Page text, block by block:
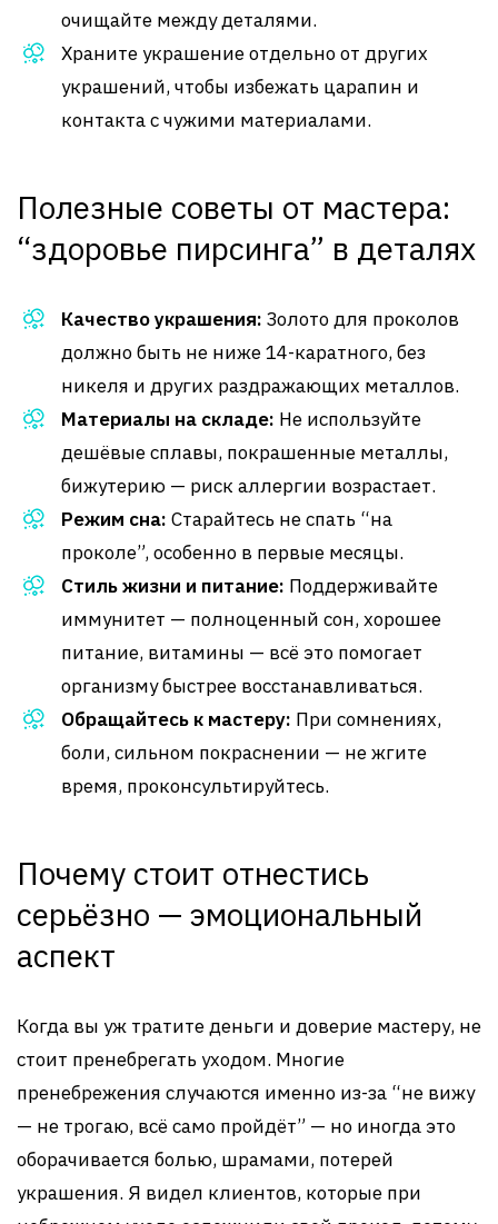
очищайте между деталями.
Храните украшение отдельно от других
украшений, чтобы избежать царапин и
контакта с чужими материалами.
Полезные советы от мастера:
“здоровье пирсинга” в деталях
Качество украшения: Золото для проколов
должно быть не ниже 14-каратного, без
никеля и других раздражающих металлов.
Материалы на складе: Не используйте
дешёвые сплавы, покрашенные металлы,
бижутерию — риск аллергии возрастает.
Режим сна: Старайтесь не спать “на
проколе”, особенно в первые месяцы.
Стиль жизни и питание: Поддерживайте
иммунитет — полноценный сон, хорошее
питание, витамины — всё это помогает
организму быстрее восстанавливаться.
Обращайтесь к мастеру: При сомнениях,
боли, сильном покраснении — не жгите
время, проконсультируйтесь.
Почему стоит отнестись
серьёзно — эмоциональный
аспект
Когда вы уж тратите деньги и доверие мастеру, не
стоит пренебрегать уходом. Многие
пренебрежения случаются именно из-за “не вижу
— не трогаю, всё само пройдёт” — но иногда это
оборачивается болью, шрамами, потерей
украшения. Я видел клиентов, которые при